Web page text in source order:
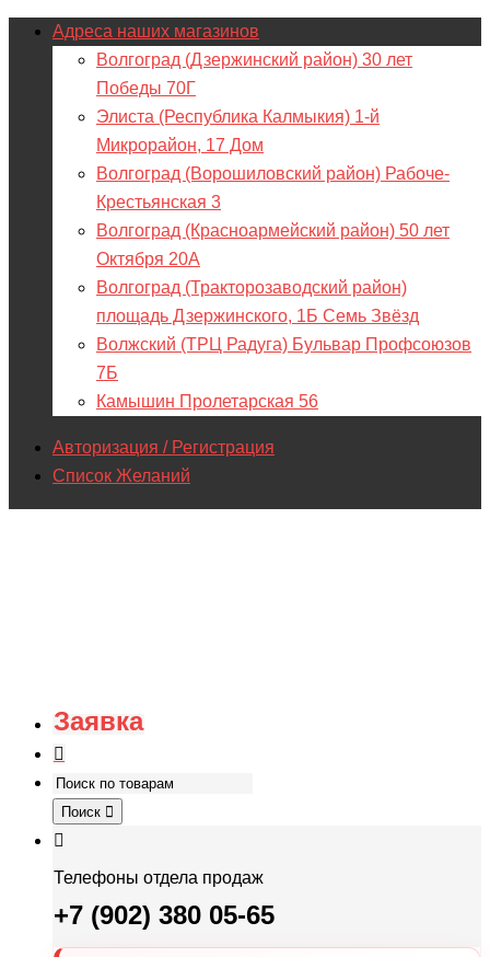
Адреса наших магазинов
Волгоград (Дзержинский район) 30 лет
Победы 70Г
Элиста (Республика Калмыкия) 1-й
Микрорайон, 17 Дом
Волгоград (Ворошиловский район) Рабоче-
Крестьянская 3
Волгоград (Красноармейский район) 50 лет
Октября 20А
Волгоград (Тракторозаводский район)
площадь Дзержинского, 1Б Семь Звёзд
Волжский (ТРЦ Радуга) Бульвар Профсоюзов
7Б
Камышин Пролетарская 56
Авторизация / Регистрация
Список Желаний
Заявка
Поиск
Телефоны отдела продаж
+7 (902) 380 05-65